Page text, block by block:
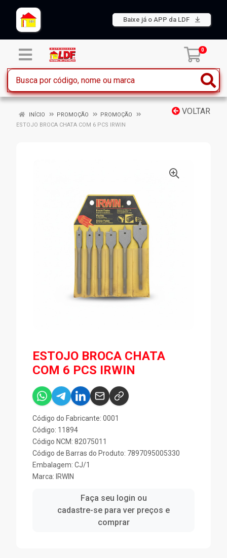
Baixe já o APP da LDF
0
VOLTAR
INÍCIO PROMOÇÃO
PROMOÇÃO
ESTOJO BROCA CHATA COM 6 PCS IRWIN
ESTOJO BROCA CHATA
COM 6 PCS IRWIN
Código do Fabricante: 0001
Código: 11894
Código NCM: 82075011
Código de Barras do Produto: 7897095005330
Embalagem: CJ/1
Marca: IRWIN
Faça seu login ou
cadastre-se para ver preços e
comprar